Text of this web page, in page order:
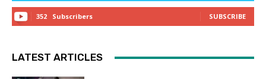
352 Subscribers SUBSCRIBE
LATEST ARTICLES